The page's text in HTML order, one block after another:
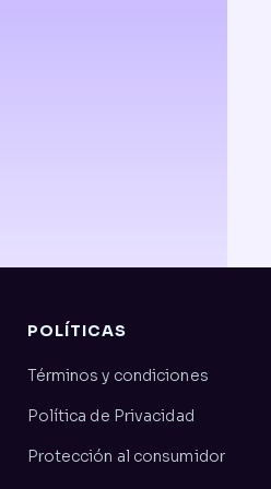
POLÍTICAS
Términos y condiciones
Política de Privacidad
Protección al consumidor